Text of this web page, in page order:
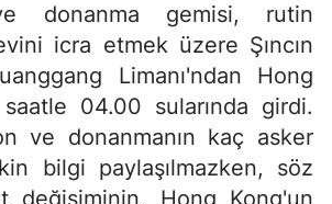
donanma gemisi, rutin
icra etmek üzere Şıncın
Limanı'ndan Hong
04.00 sularında girdi.
ve donanmanın kaç asker
bilgi paylaşılmazken, söz
değişiminin, Hong Kong'un